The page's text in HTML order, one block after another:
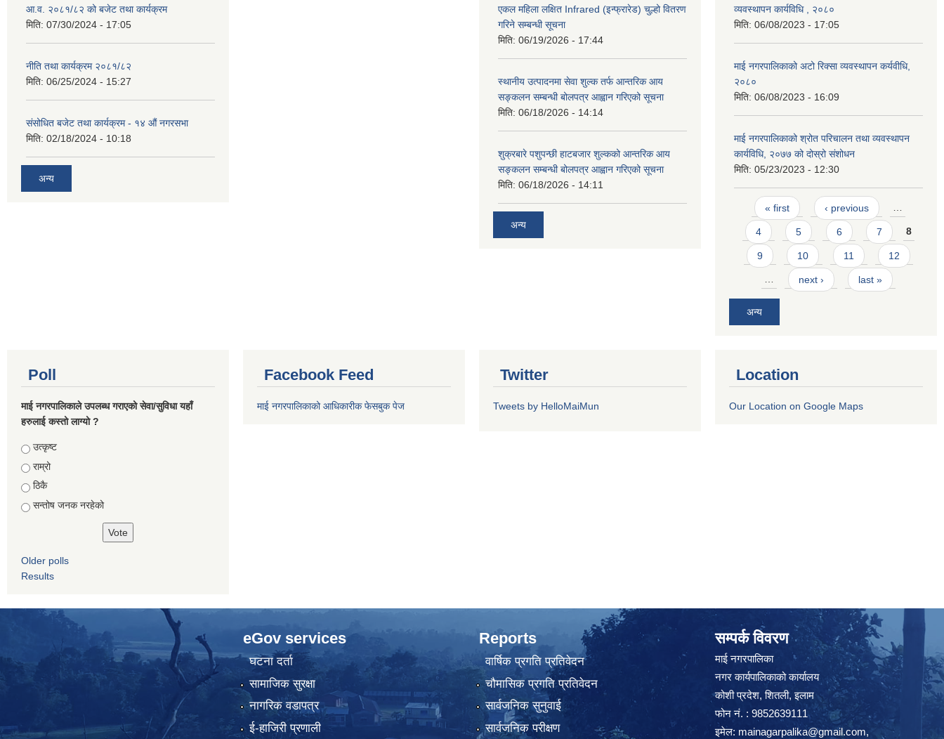
आ.व. २०८१/८२ को बजेट तथा कार्यक्रम
मिति: 07/30/2024 - 17:05
नीति तथा कार्यक्रम २०८१/८२
मिति: 06/25/2024 - 15:27
संसोधित बजेट तथा कार्यक्रम - १४ औं नगरसभा
मिति: 02/18/2024 - 10:18
अन्य
एकल महिला लक्षित Infrared (इन्फ्रारेड) चुल्हो वितरण
गरिने सम्बन्धी सूचना
मिति: 06/19/2026 - 17:44
स्थानीय उत्पादनमा सेवा शुल्क तर्फ आन्तरिक आय
सङ्कलन सम्बन्धी बोलपत्र आह्वान गरिएको सूचना
मिति: 06/18/2026 - 14:14
शुक्रबारे पशुपन्छी हाटबजार शुल्कको आन्तरिक आय
सङ्कलन सम्बन्धी बोलपत्र आह्वान गरिएको सूचना
मिति: 06/18/2026 - 14:11
अन्य
व्यवस्थापन कार्यविधि , २०८०
मिति: 06/08/2023 - 17:05
माई नगरपालिकाको अटो रिक्सा व्यवस्थापन कर्यवीधि,
२०८०
मिति: 06/08/2023 - 16:09
माई नगरपालिकाको श्रोत परिचालन तथा व्यवस्थापन
कार्यविधि, २०७७ को दोस्रो संशोधन
मिति: 05/23/2023 - 12:30
Pages
« first ‹ previous …
4 5 6 7 8
9 10 11 12
… next › last »
अन्य
Poll
माई नगरपालिकाले उपलब्ध गराएको सेवा/सुविधा यहाँ
हरुलाई कस्तो लाग्यो ?
Choices
उत्कृष्ट
राम्रो
ठिकै
सन्तोष जनक नरहेको
Older polls
Results
Facebook Feed
माई नगरपालिकाको आधिकारीक फेसबुक पेज
Twitter
Tweets by HelloMaiMun
Location
Our Location on Google Maps
eGov services
घटना दर्ता
सामाजिक सुरक्षा
नागरिक वडापत्र
ई-हाजिरी प्रणाली
Reports
वार्षिक प्रगति प्रतिवेदन
चौमासिक प्रगति प्रतिवेदन
सार्वजनिक सुनुवाई
सार्वजनिक परीक्षण
सम्पर्क विवरण
माई नगरपालिका
नगर कार्यपालिकाको कार्यालय
कोशी प्रदेश, शितली, इलाम
फोन नं. : 9852639111
इमेल: mainagarpalika@gmail.com,